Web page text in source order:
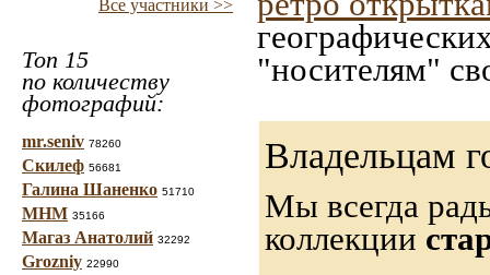
Все участники >>
Топ 15
по количеству
фотографий:
mr.seniv 78260
Скилеф 56681
Галина Шаненко 51710
МНМ 35166
Магаз Анатолий 32292
Grozniy 22990
"носителям"
Владельцам
Мы всегда
коллекции